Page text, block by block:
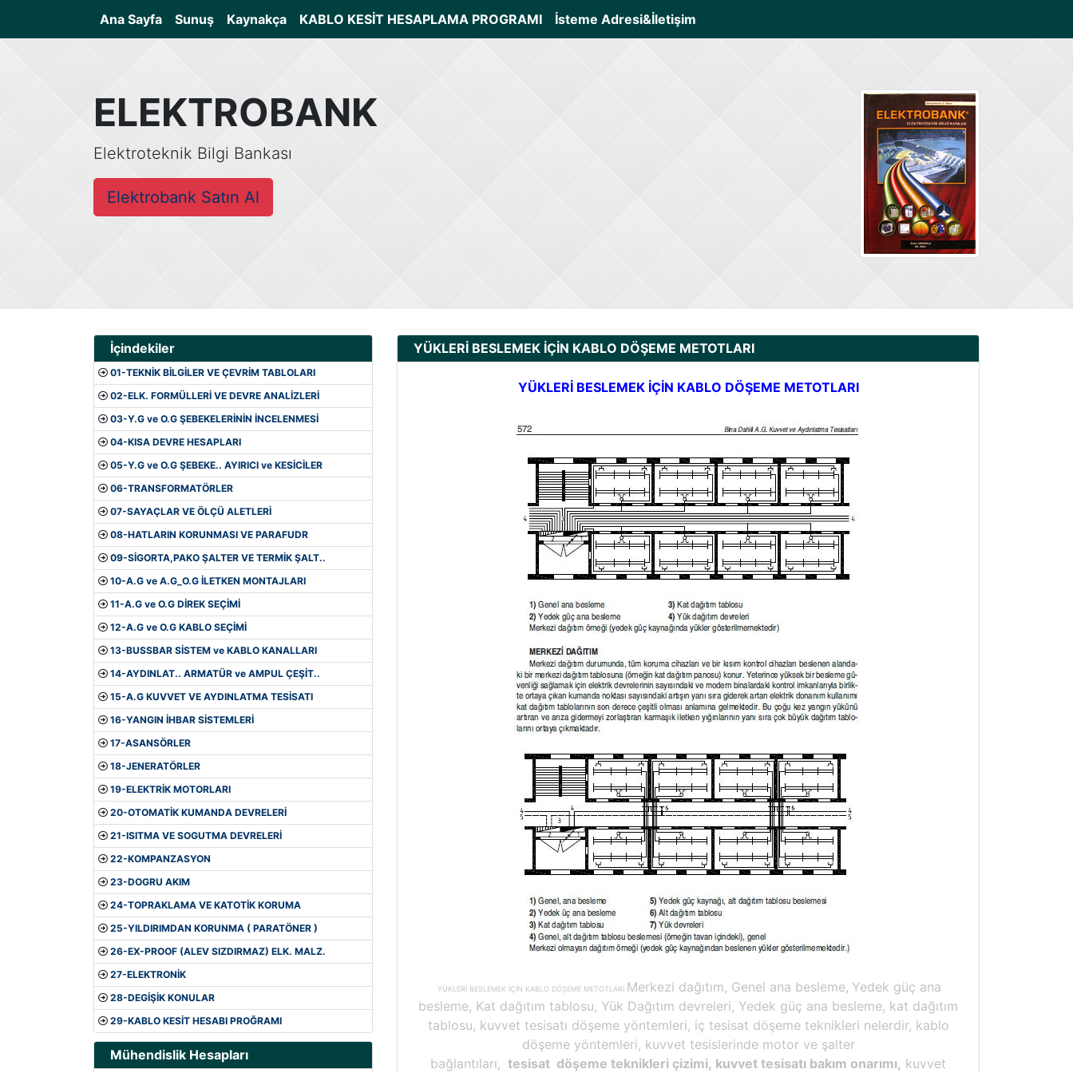
Ana Sayfa(current)
Sunuş Kaynakça KABLO KESİT HESAPLAMA PROGRAMI İsteme Adresi&İletişim
ELEKTROBANK
Elektroteknik Bilgi Bankası
Elektrobank Satın Al
İçindekiler
01-TEKNİK BİLGİLER VE ÇEVRİM TABLOLARI
02-ELK. FORMÜLLERİ VE DEVRE ANALİZLERİ
03-Y.G ve O.G ŞEBEKELERİNİN İNCELENMESİ
04-KISA DEVRE HESAPLARI
05-Y.G ve O.G ŞEBEKE.. AYIRICI ve KESİCİLER
06-TRANSFORMATÖRLER
07-SAYAÇLAR VE ÖLÇÜ ALETLERİ
08-HATLARIN KORUNMASI VE PARAFUDR
09-SİGORTA,PAKO ŞALTER VE TERMİK ŞALT..
10-A.G ve A.G_O.G İLETKEN MONTAJLARI
11-A.G ve O.G DİREK SEÇİMİ
12-A.G ve O.G KABLO SEÇİMİ
13-BUSSBAR SİSTEM ve KABLO KANALLARI
14-AYDINLAT.. ARMATÜR ve AMPUL ÇEŞİT..
15-A.G KUVVET VE AYDINLATMA TESİSATI
16-YANGIN İHBAR SİSTEMLERİ
17-ASANSÖRLER
18-JENERATÖRLER
19-ELEKTRİK MOTORLARI
20-OTOMATİK KUMANDA DEVRELERİ
21-ISITMA VE SOGUTMA DEVRELERİ
22-KOMPANZASYON
23-DOGRU AKIM
24-TOPRAKLAMA VE KATOTİK KORUMA
25-YILDIRIMDAN KORUNMA ( PARATÖNER )
26-EX-PROOF (ALEV SIZDIRMAZ) ELK. MALZ.
27-ELEKTRONİK
28-DEGİŞİK KONULAR
29-KABLO KESİT HESABI PROĞRAMI
Mühendislik Hesapları
YÜKLERİ BESLEMEK İÇİN KABLO DÖŞEME METOTLARI
YÜKLERİ BESLEMEK İÇİN KABLO DÖŞEME METOTLARI
YÜKLERİ BESLEMEK İÇİN KABLO DÖŞEME METOTLARI Merkezi dağıtım, Genel ana besleme, Yedek güç ana
besleme, Kat dağıtım tablosu, Yük Dağıtım devreleri, Yedek güç ana besleme, kat dağıtım
tablosu, kuvvet tesisatı döşeme yöntemleri, iç tesisat döşeme teknikleri nelerdir, kablo
döşeme yöntemleri, kuvvet tesislerinde motor ve şalter
bağlantıları, tesisat döşeme teknikleri çizimi, kuvvet tesisatı bakım onarımı, kuvvet